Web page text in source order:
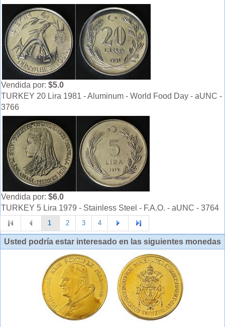
Vendida por: $5.0
TURKEY 20 Lira 1981 - Aluminum - World Food Day - aUNC -
3766
Vendida por: $6.0
TURKEY 5 Lira 1979 - Stainless Steel - F.A.O. - aUNC - 3764
1 2 3 4
Usted podría estar interesado en las siguientes monedas